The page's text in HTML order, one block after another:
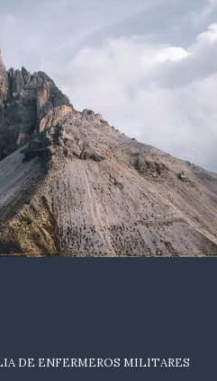
DE ENFERMEROS MILITARES